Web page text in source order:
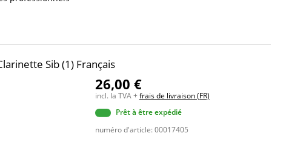
Sib (1) Français
26,00 €
incl. la TVA +frais de livraison (FR)
Prêt à être expédié
numéro d'article: 00017405